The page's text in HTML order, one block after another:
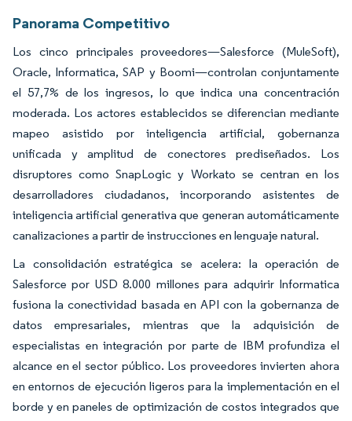
Panorama Competitivo
Los cinco principales proveedores—Salesforce (MuleSoft),
Oracle, Informatica, SAP y Boomi—controlan conjuntamente
el 57,7% de los ingresos, lo que indica una concentración
moderada. Los actores establecidos se diferencian mediante
mapeo asistido por inteligencia artificial, gobernanza
unificada y amplitud de conectores prediseñados. Los
disruptores como SnapLogic y Workato se centran en los
desarrolladores ciudadanos, incorporando asistentes de
inteligencia artificial generativa que generan automáticamente
canalizaciones a partir de instrucciones en lenguaje natural.
La consolidación estratégica se acelera: la operación de
Salesforce por USD 8.000 millones para adquirir Informatica
fusiona la conectividad basada en API con la gobernanza de
datos empresariales, mientras que la adquisición de
especialistas en integración por parte de IBM profundiza el
alcance en el sector público. Los proveedores invierten ahora
en entornos de ejecución ligeros para la implementación en el
borde y en paneles de optimización de costos integrados que